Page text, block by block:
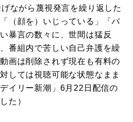
ながら蔑視発言を繰り返した
（顔を）いじっている」「バ
暴言の数々に、世間は猛反
番組内で苦しい自己弁護を繰
画は削除されず現在も有料の
しては視聴可能な状態なまま
イリー新潮」6月22日配信の
た）